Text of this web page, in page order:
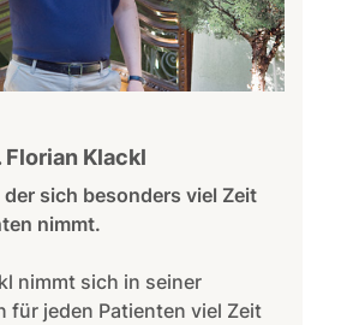
Florian Klackl
sich besonders viel Zeit
nimmt.
nimmt sich in seiner
für jeden Patienten viel Zeit